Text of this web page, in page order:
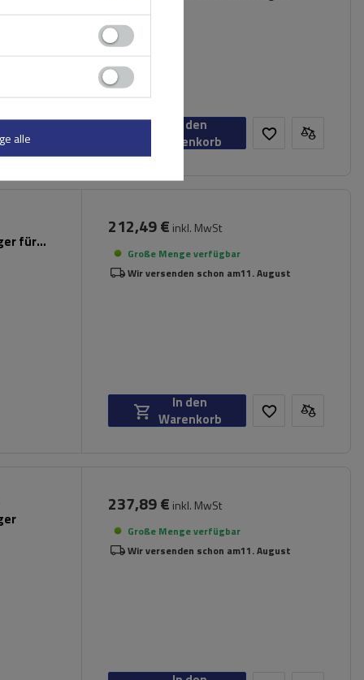
In den
Warenkorb
für
212,49 € inkl. MwSt
Große Menge verfügbar
Wir versenden schon am11. August
In den
Warenkorb
237,89 € inkl. MwSt
Große Menge verfügbar
Wir versenden schon am11. August
alle